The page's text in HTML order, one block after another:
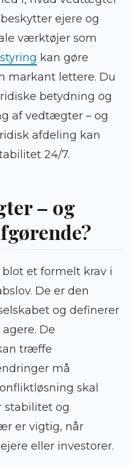
ejere og
værktøjer som
kan gøre
markant lettere. Du
betydning og
af vedtægter – og
afdeling kan
24/7.
– og
et formelt krav i
De er den
og definerer
De
træffe
må
skal
stabilitet og
er vigtig, når
eller investorer.